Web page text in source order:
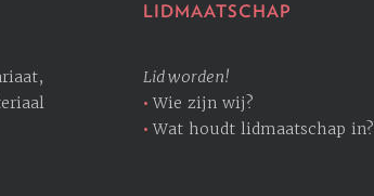
LIDMAATSCHAP
Lid worden!
Wie zijn wij?
Wat houdt lidmaatschap in?